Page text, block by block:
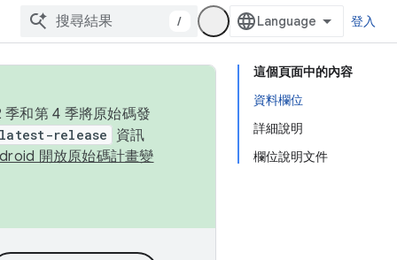
/ 登入
這個頁面中的內容
資料欄位
詳細說明
欄位說明文件
和第 4 季將原始碼發
release
資訊
開放原始碼計畫變